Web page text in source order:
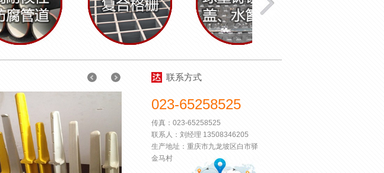
联系方式
023-65258525
传真：023-65258525
联系人：刘经理 13508346205
生产地址：重庆市九龙坡区白市驿
金马村